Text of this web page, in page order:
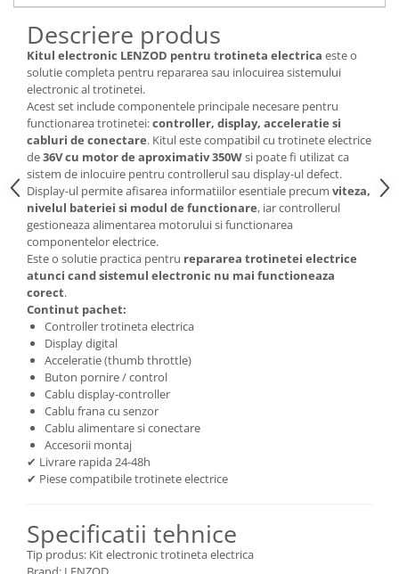
Trotinete electrice
Biciclete Electrice
Anvelope moto
Camere moto
Anvelope ATV
Cauciucuri bicicleta
Anvelope și Camere Utilaje
https://www.doctortrotineta.ro/plata-
tbi?
forceOriginalForEdit=1&preview=00681
Descriere produs
Kitul electronic LENZOD pentru trotineta electrica este o
solutie completa pentru repararea sau inlocuirea sistemului
electronic al trotinetei.
Acest set include componentele principale necesare pentru
functionarea trotinetei:controller, display, acceleratie si
cabluri de conectare. Kitul este compatibil cu trotinete electrice
de36V cu motor de aproximativ 350Wsi poate fi utilizat ca
sistem de inlocuire pentru controllerul sau display-ul defect.
Display-ul permite afisarea informatiilor esentiale precum viteza,
nivelul bateriei si modul de functionare, iar controllerul
gestioneaza alimentarea motorului si functionarea
componentelor electrice.
Este o solutie practica pentru repararea trotinetei electrice
atunci cand sistemul electronic nu mai functioneaza
corect.
Continut pachet:
Controller trotineta electrica
Display digital
Acceleratie (thumb throttle)
Buton pornire / control
Cablu display-controller
Cablu frana cu senzor
Cablu alimentare si conectare
Accesorii montaj
✔ Livrare rapida 24-48h
✔ Piese compatibile trotinete electrice
Specificatii tehnice
Tip produs: Kit electronic trotineta electrica